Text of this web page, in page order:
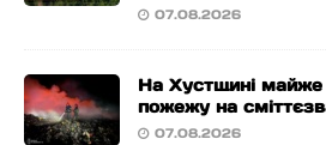
07.08.2026
На Хустщині майже
пожежу на
07.08.2026